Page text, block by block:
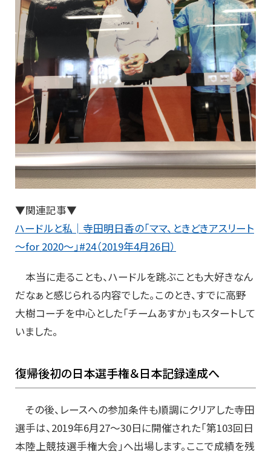
▼関連記事▼
ハードルと私│寺田明日香の「ママ、ときどきアスリート
～for 2020～」#24（2019年4月26日）
本当に走ることも、ハードルを跳ぶことも大好きなん
だなぁと感じられる内容でした。このとき、すでに高野
大樹コーチを中心とした「チームあすか」もスタートして
いました。
復帰後初の日本選手権＆日本記録達成へ
その後、レースへの参加条件も順調にクリアした寺田
選手は、2019年6月27～30日に開催された「第103回日
本陸上競技選手権大会」へ出場します。ここで成績を残